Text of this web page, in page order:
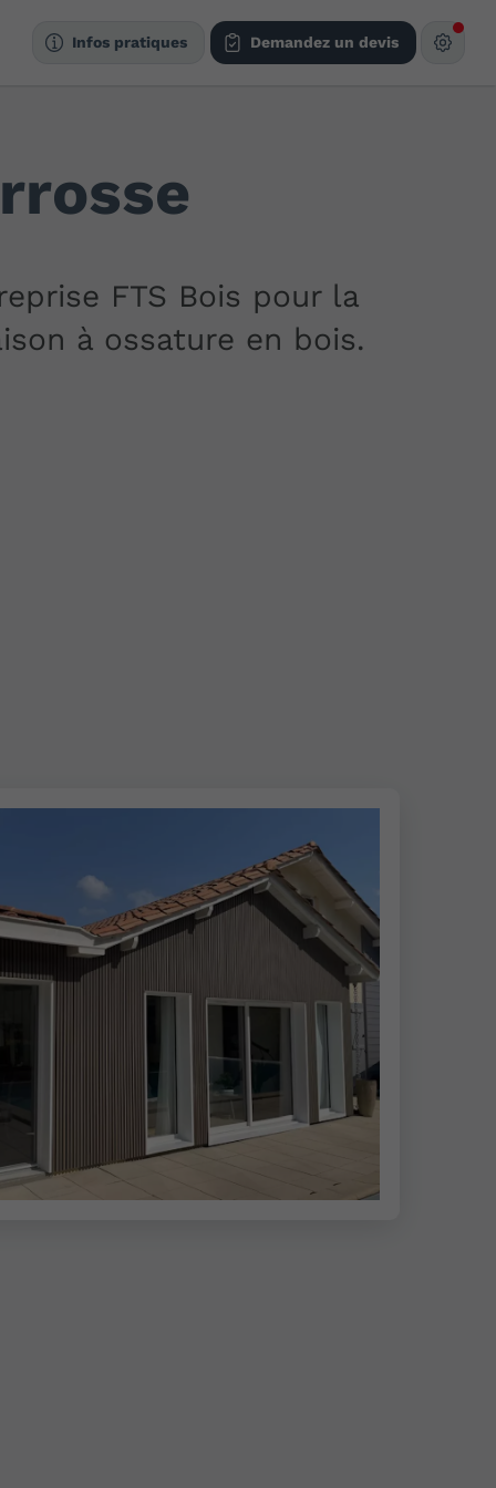
Infos pratiques Demandez un devis
FTS Bois pour la
à ossature en bois.